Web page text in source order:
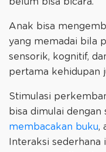
belum bisa bicara.
Anak bisa
yang memadai bila
sensorik, kognitif,
pertama kehidupan
Stimulasi
bisa dimulai dengan
membacakan buku,
Interaksi sederhana